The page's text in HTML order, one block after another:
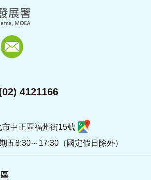
4121166
市中正區福州街15號
五8:30～17:30（國定假日除外）